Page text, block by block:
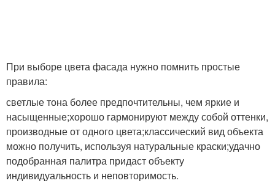
При выборе цвета фасада нужно помнить простые
правила:
светлые тона более предпочтительны, чем яркие и
насыщенные;хорошо гармонируют между собой оттенки,
производные от одного цвета;классический вид объекта
можно получить, используя натуральные краски;удачно
подобранная палитра придаст объекту
индивидуальность и неповторимость.